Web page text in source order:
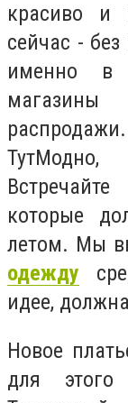
красиво и
сейчас -
именно в
магазины
которые
летом. Мы
одежду
идее,
Новое
для